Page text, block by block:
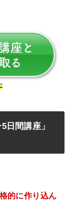
日間講座」
的に作り込ん